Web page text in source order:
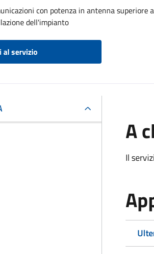
con potenza in antenna superiore
dell'impianto
al servizio
A
Il